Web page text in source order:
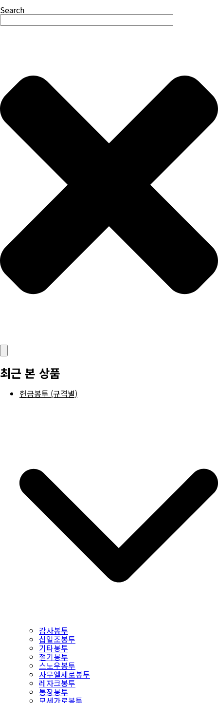
Search
최근 본 상품
헌금봉투 (규격별)
감사봉투
십일조봉투
기타봉투
절기봉투
스노우봉투
사무엘세로봉투
레자크봉투
통장봉투
모세가로봉투